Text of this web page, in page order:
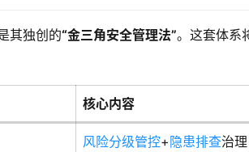
其独创的“金三角安全管理法”。这套体系
核心内容
风险分级管控+ 隐患排查治理